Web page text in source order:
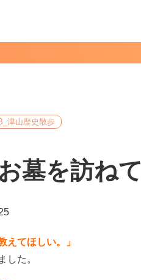
津山歴史散歩
墓を訪ねて
えてほしい。」
した。